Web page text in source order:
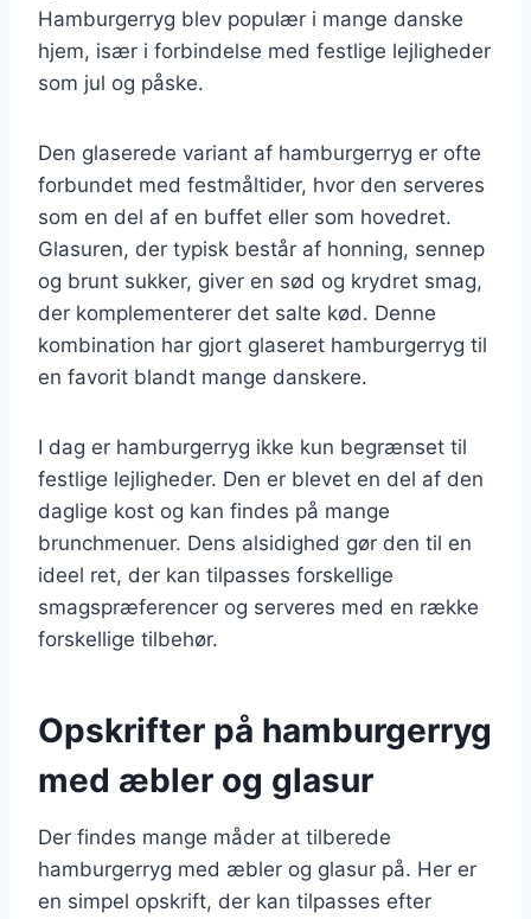
Hamburgerryg blev populær i mange danske
hjem, især i forbindelse med festlige lejligheder
som jul og påske.
Den glaserede variant af hamburgerryg er ofte
forbundet med festmåltider, hvor den serveres
som en del af en buffet eller som hovedret.
Glasuren, der typisk består af honning, sennep
og brunt sukker, giver en sød og krydret smag,
der komplementerer det salte kød. Denne
kombination har gjort glaseret hamburgerryg til
en favorit blandt mange danskere.
I dag er hamburgerryg ikke kun begrænset til
festlige lejligheder. Den er blevet en del af den
daglige kost og kan findes på mange
brunchmenuer. Dens alsidighed gør den til en
ideel ret, der kan tilpasses forskellige
smagspræferencer og serveres med en række
forskellige tilbehør.
Opskrifter på hamburgerryg
med æbler og glasur
Der findes mange måder at tilberede
hamburgerryg med æbler og glasur på. Her er
en simpel opskrift, der kan tilpasses efter